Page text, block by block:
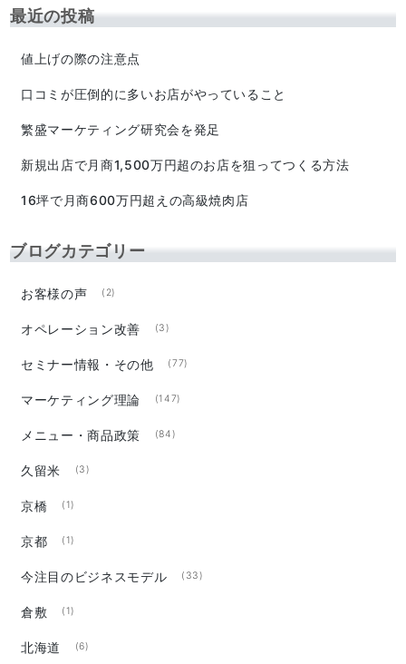
最近の投稿
値上げの際の注意点
口コミが圧倒的に多いお店がやっていること
繁盛マーケティング研究会を発足
新規出店で月商1,500万円超のお店を狙ってつくる方法
16坪で月商600万円超えの高級焼肉店
ブログカテゴリー
お客様の声 (2)
オペレーション改善 (3)
セミナー情報・その他 (77)
マーケティング理論 (147)
メニュー・商品政策 (84)
久留米 (3)
京橋 (1)
京都 (1)
今注目のビジネスモデル (33)
倉敷 (1)
北海道 (6)